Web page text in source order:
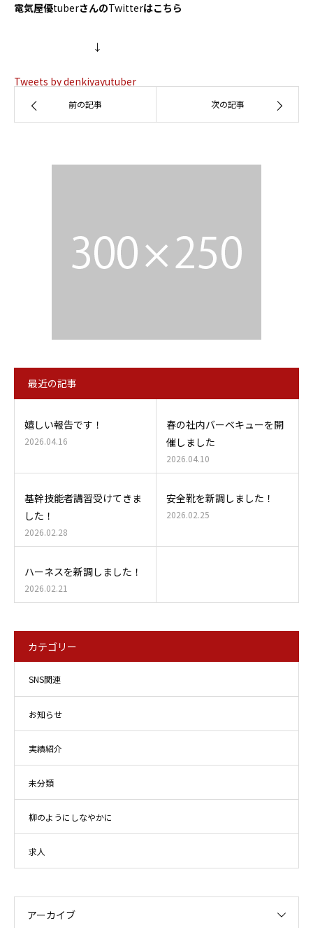
電気屋優tuberさんのTwitterはこちら
↓
Tweets by denkiyayutuber
前の記事 次の記事
最近の記事
嬉しい報告です！
2026.04.16
春の社内バーベキューを開
催しました
2026.04.10
基幹技能者講習受けてきま
した！
2026.02.28
安全靴を新調しました！
2026.02.25
ハーネスを新調しました！
2026.02.21
カテゴリー
SNS関連
お知らせ
実績紹介
未分類
柳のようにしなやかに
求人
アーカイブ